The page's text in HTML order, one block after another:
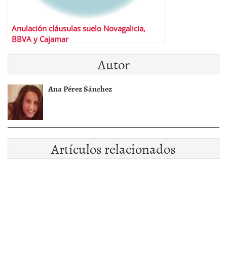
Anulación cláusulas suelo Novagalicia,
BBVA y Cajamar
Autor
Ana Pérez Sánchez
Artículos relacionados